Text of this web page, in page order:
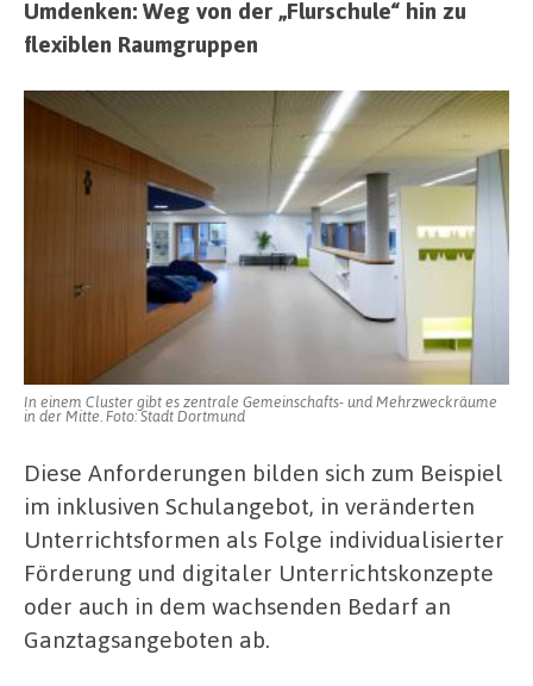
Umdenken: Weg von der „Flurschule“ hin zu
flexiblen Raumgruppen
In einem Cluster gibt es zentrale Gemeinschafts- und Mehrzweckräume
in der Mitte. Foto: Stadt Dortmund
Diese Anforderungen bilden sich zum Beispiel
im inklusiven Schulangebot, in veränderten
Unterrichtsformen als Folge individualisierter
Förderung und digitaler Unterrichtskonzepte
oder auch in dem wachsenden Bedarf an
Ganztagsangeboten ab.